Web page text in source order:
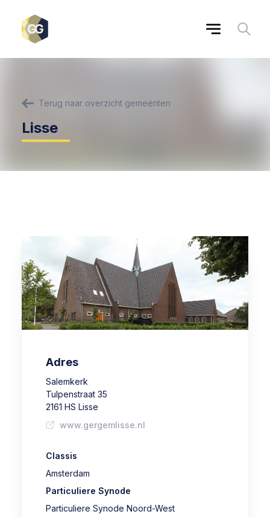
Terug naar overzicht gemeenten
Lisse
Adres
Salemkerk
Tulpenstraat 35
2161 HS Lisse
www.gergemlisse.nl
Classis
Amsterdam
Particuliere Synode
Particuliere Synode Noord-West